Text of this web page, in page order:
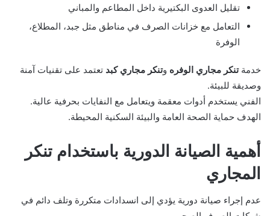
تقليل العدوى البكتيرية داخل المطاعم والمباني
التعامل مع خزانات الصرف في مناطق مثل جبد، المطلاع،
الوفرة
خدمةتنكر مجاري الوفره وتنكر مجاري كبد تعتمد على تقنيات آمنة
وصديقة للبيئة.
الفني يستخدم أدوات معقمة ويتعامل مع النفايات بحرفية عالية.
الهدف حماية الصحة العامة والبيئة السكنية المحيطة.
أهمية الصيانة الدورية باستخدام تنكر
المجاري
عدم إجراء صيانة دورية يؤدي إلى انسدادات متكررة وتلف دائم في